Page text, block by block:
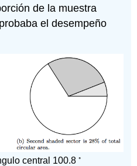
de la muestra
el desempeño
central 100.8◦